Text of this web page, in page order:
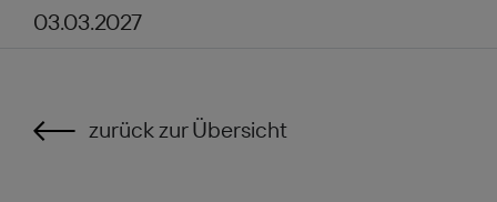
03.03.2027
zurück zur Übersicht